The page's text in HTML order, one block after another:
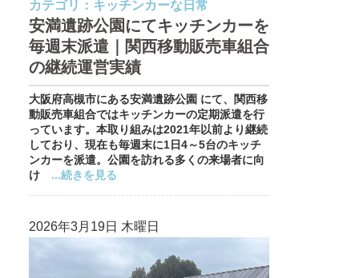
カテゴリ： キッチンカーな日常
安満遺跡公園にてキッチンカーを
毎週末派遣｜関西移動販売車組合
の継続運営実績
大阪府高槻市にある安満遺跡公園 にて、関西移
動販売車組合ではキッチンカーの定期派遣を行
っています。本取り組みは2021年以前より継続
しており、現在も毎週末に1日4～5台のキッチ
ンカーを派遣。公園を訪れる多くの来場者に向
け ...続きを見る
2026年3月19日 木曜日